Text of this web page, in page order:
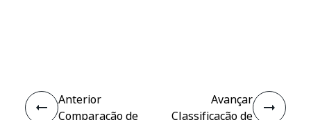
Anterior
Comparação de
Avançar
Classificação de